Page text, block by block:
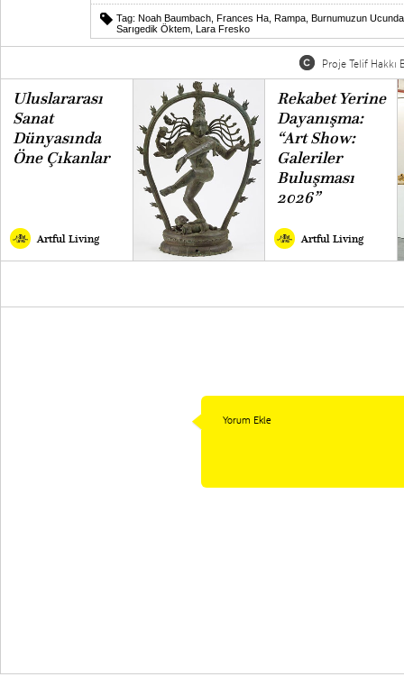
Tag: Noah Baumbach Frances Ha Rampa
Burnumuzun
Sarıgedik Öktem
Lara Fresko
Proje Telif Hakkı
Uluslararası
Sanat
Dünyasında
Öne Çıkanlar
Artful Living
Rekabet Yerine
Dayanışma:
“Art Show:
Galeriler
Buluşması
2026”
Artful Living